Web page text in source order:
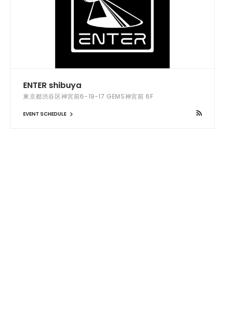
ENTER shibuya
東京都渋谷区神宮前6-19-17 GEMS神宮前 6F
EVENT SCHEDULE